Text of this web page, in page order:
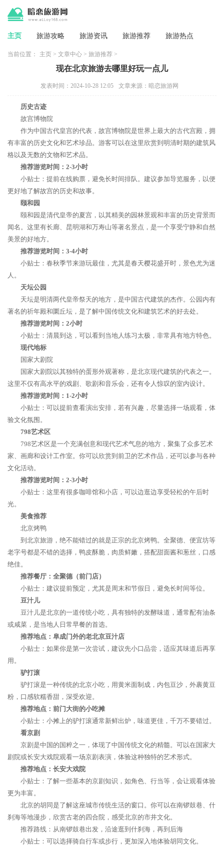
主页 旅游攻略 旅游资讯 旅游推荐 旅游热点
当前位置： 主页 > 文章中心 > 旅游推荐 >
现在北京旅游去哪里好玩一点儿
发表时间：2024-10-28 12:05 文章来源：暗恋旅游网
历史古迹
故宫博物院
作为中国古代皇宫的代表，故宫博物院是世界上最大的古代宫殿，拥
有丰富的历史文化和艺术珍品。游客可以在这里欣赏到明清时期的建筑风
格以及无数的文物和艺术品。
推荐游览时间：2-3小时
小贴士：提前在线购票，避免长时间排队。建议参加导览服务，以便
更好地了解故宫的历史和故事。
颐和园
颐和园是清代皇帝的夏宫，以其精美的园林景观和丰富的历史背景而
闻名。这里有长廊、昆明湖和万寿山等著名景点，是一个享受宁静和自然
美景的好地方。
推荐游览时间：3-4小时
小贴士：春秋季节来游玩最佳，尤其是春天樱花盛开时，景色尤为迷
人。
天坛公园
天坛是明清两代皇帝祭天的地方，是中国古代建筑的杰作。公园内有
著名的祈年殿和圜丘坛，是了解中国传统文化和建筑艺术的好去处。
推荐游览时间：2小时
小贴士：清晨到达，可以看到当地人练习太极，非常具有地方特色。
现代地标
国家大剧院
国家大剧院以其独特的蛋形外观著称，是北京现代建筑的代表之一。
这里不仅有高水平的戏剧、歌剧和音乐会，还有令人惊叹的室内设计。
推荐游览时间：1-2小时
小贴士：可以提前查看演出安排，若有兴趣，尽量选择一场观看，体
验文化氛围。
798艺术区
798艺术区是一个充满创意和现代艺术气息的地方，聚集了众多艺术
家、画廊和设计工作室。你可以欣赏到前卫的艺术作品，还可以参与各种
文化活动。
推荐游览时间：2-3小时
小贴士：这里有很多咖啡馆和小店，可以边逛边享受轻松的午后时
光。
美食推荐
北京烤鸭
到北京旅游，绝不能错过的就是正宗的北京烤鸭。全聚德、便宜坊等
老字号都是不错的选择，鸭皮酥脆，肉质鲜嫩，搭配甜面酱和葱丝，口感
绝佳。
推荐餐厅：全聚德（前门店）
小贴士：建议提前预定，尤其是周末和节假日，避免长时间等位。
豆汁儿
豆汁儿是北京的一道传统小吃，具有独特的发酵味道，通常配有油条
或咸菜，是当地人日常早餐的首选。
推荐地点：阜成门外的老北京豆汁店
小贴士：如果你是第一次尝试，建议先小口品尝，适应其味道后再享
用。
驴打滚
驴打滚是一种传统的北京小吃，用黄米面制成，内包豆沙，外裹黄豆
粉，口感软糯香甜，深受欢迎。
推荐地点：前门大街的小吃摊
小贴士：小摊上的驴打滚通常新鲜出炉，味道更佳，千万不要错过。
看京剧
京剧是中国的国粹之一，体现了中国传统文化的精髓。可以在国家大
剧院或长安大戏院观看一场京剧表演，体验这种独特的艺术形式。
推荐地点：长安大戏院
小贴士：了解一些基本的京剧知识，如角色、行当等，会让观看体验
更为丰富。
北京的胡同是了解这座城市传统生活的窗口。你可以在南锣鼓巷、什
刹海等地漫步，欣赏古老的四合院，感受北京的市井文化。
推荐路线：从南锣鼓巷出发，沿途逛到什刹海，再到后海
小贴士：可以选择骑自行车或步行，更加深入地体验胡同文化。